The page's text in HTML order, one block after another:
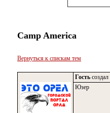
Camp America
Вернуться к спискам тем
Гость
Юзер